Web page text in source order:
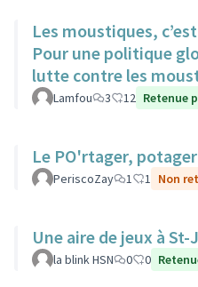
Les moustiques,
Pour une politique
lutte contre les
Lamfou 3 12 Retenue
Le PO'rtager,
PeriscoZay 1 1 Non
Une aire de jeux à St-
la blink HSN 0 0